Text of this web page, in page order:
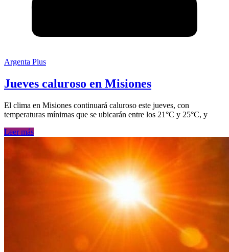
Argenta Plus
Jueves caluroso en Misiones
El clima en Misiones continuará caluroso este jueves, con
temperaturas mínimas que se ubicarán entre los 21°C y 25°C, y
Leer más